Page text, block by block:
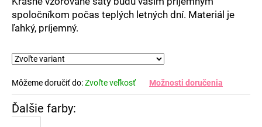
spoločníkom počas teplých letných dní. Materiál je
ľahký, príjemný.
Môžeme doručiť do:Zvoľte veľkosť Možnosti doručenia